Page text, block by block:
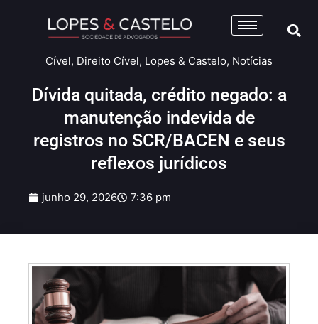
Cível, Direito Cível, Lopes & Castelo, Notícias
Dívida quitada, crédito negado: a
manutenção indevida de
registros no SCR/BACEN e seus
reflexos jurídicos
junho 29, 2026 7:36 pm